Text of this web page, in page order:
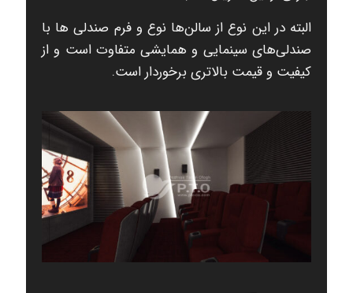
البته در این نوع از سالن‌ها نوع و فرم صندلی ها با
صندلی‌های سینمایی و همایشی متفاوت است و از
کیفیت و قیمت بالاتری برخوردار است.